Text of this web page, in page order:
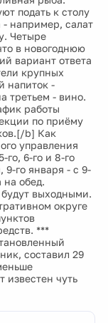
подать к столу
например, салат
Четыре
в новогоднюю
вариант ответа
крупных
напиток -
третьем - вино.
работы
по приёму
b] Как
управления
го, 6-го и 8-го
9-го января - с 9-
на обед.
выходными.
округе
***
составил 29
известен чуть